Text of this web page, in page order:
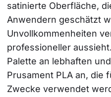
satinierte Oberfläche,
Anwendern geschätzt
Unvollkommenheiten
professioneller
Palette an lebhaften
Prusament PLA an, die
Zwecke verwendet